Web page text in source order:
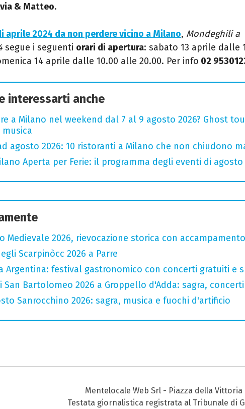
& Matteo.
aprile 2024 da non perdere vicino a Milano, Mondeghili a
segue i seguenti orari di apertura: sabato 13 aprile dalle
14 aprile dalle 10.00 alle 20.00. Per info 02
interessarti anche
a Milano nel weekend dal 7 al 9 agosto 2026? Ghost
musica
agosto 2026: 10 ristoranti a Milano che non chiudono
Aperta per Ferie: il programma degli eventi di
Medievale 2026, rievocazione storica con
Scarpinòcc 2026 a Parre
Argentina: festival gastronomico con concerti gratuiti e
San Bartolomeo 2026 a Groppello d'Adda: sagra,
Sanrocchino 2026: sagra, musica e fuochi d'artificio
Mentelocale Web Srl - Piazza della
Testata giornalistica registrata al Tribunale di